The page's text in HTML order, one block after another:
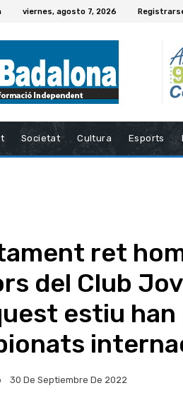
viernes, agosto 7, 2026
Societat Cultura Esports
ret
del Club
estiu
30 De Septiembre De 2022